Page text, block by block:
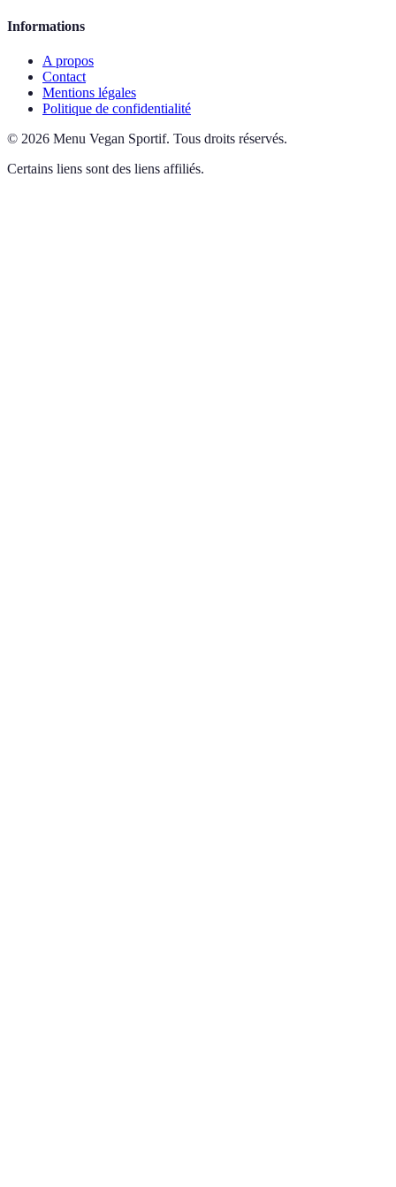
Informations
A propos
Contact
Mentions légales
Politique de confidentialité
© 2026 Menu Vegan Sportif. Tous droits réservés.
Certains liens sont des liens affiliés.